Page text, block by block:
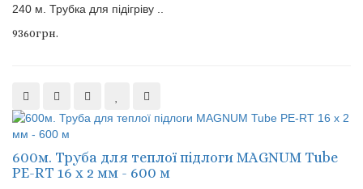
240 м. Трубка для підігріву ..
9360грн.
600м. Труба для теплої підлоги MAGNUM Tube
PE-RT 16 x 2 мм - 600 м